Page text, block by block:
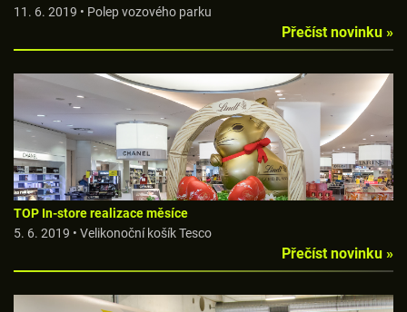
11. 6. 2019 • Polep vozového parku
Přečíst novinku »
TOP In-store realizace měsíce
5. 6. 2019 • Velikonoční košík Tesco
Přečíst novinku »